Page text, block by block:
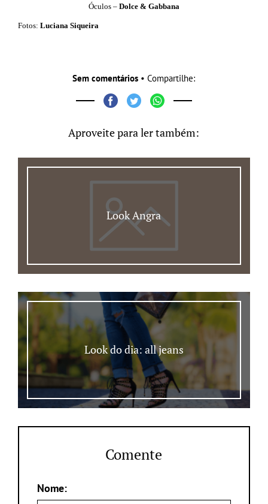
Óculos – Dolce & Gabbana
Fotos: Luciana Siqueira
Sem comentários • Compartilhe:
Aproveite para ler também:
Look Angra
Look do dia: all jeans
Comente
Nome: